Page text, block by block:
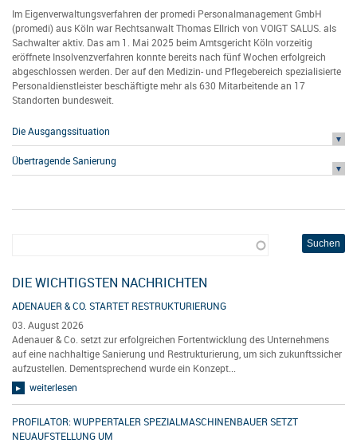
Im Eigenverwaltungsverfahren der promedi Personalmanagement GmbH
(promedi) aus Köln war Rechtsanwalt Thomas Ellrich von VOIGT SALUS. als
Sachwalter aktiv. Das am 1. Mai 2025 beim Amtsgericht Köln vorzeitig
eröffnete Insolvenzverfahren konnte bereits nach fünf Wochen erfolgreich
abgeschlossen werden. Der auf den Medizin- und Pflegebereich spezialisierte
Personaldienstleister beschäftigte mehr als 630 Mitarbeitende an 17
Standorten bundesweit.
Die Ausgangssituation
Übertragende Sanierung
DIE WICHTIGSTEN NACHRICHTEN
ADENAUER & CO. STARTET RESTRUKTURIERUNG
03. August 2026
Adenauer & Co. setzt zur erfolgreichen Fortentwicklung des Unternehmens
auf eine nachhaltige Sanierung und Restrukturierung, um sich zukunftssicher
aufzustellen. Dementsprechend wurde ein Konzept...
weiterlesen
PROFILATOR: WUPPERTALER SPEZIALMASCHINENBAUER SETZT
NEUAUFSTELLUNG UM